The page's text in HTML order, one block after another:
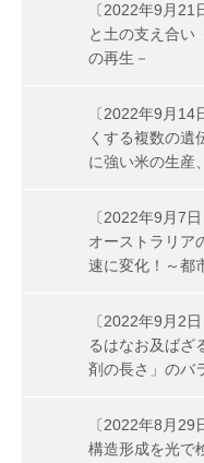
〔2022年9月
と土の支え合い
の再生－
〔2022年9月14
くする複数の遺
に強い米の生産
〔2022年9月7
オーストラリア
速に変化！～都
〔2022年9月2
るはなお及ばざ
剤の長さ」のバ
〔2022年8月
構造形成を光で